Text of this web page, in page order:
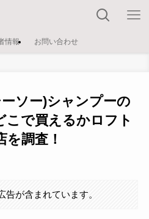
情報 お問い合わせ
ソー)シャンプーの
こで買えるかロフト
を調査！
告が含まれています。